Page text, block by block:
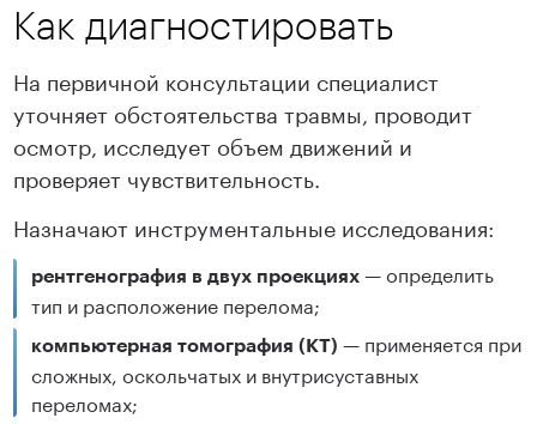
Как диагностировать
На первичной консультации специалист
уточняет обстоятельства травмы, проводит
осмотр, исследует объем движений и
проверяет чувствительность.
Назначают инструментальные исследования:
рентгенография в двух проекциях — определить
тип и расположение перелома;
компьютерная томография (КТ) — применяется при
сложных, оскольчатых и внутрисуставных
переломах;